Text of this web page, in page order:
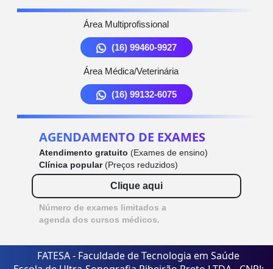
Área Multiprofissional
(16) 99460-9927
Área Médica/Veterinária
(16) 99132-6075
AGENDAMENTO DE EXAMES
Atendimento gratuito (Exames de ensino)
Clínica popular(Preços reduzidos)
Clique aqui
Número de exames limitados a
agenda dos cursos médicos.
FATESA - Faculdade de Tecnologia em Saúde